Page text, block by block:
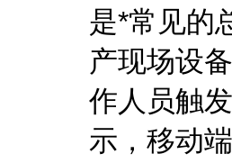
是*常见的
产现场设
作人员触
示，移动